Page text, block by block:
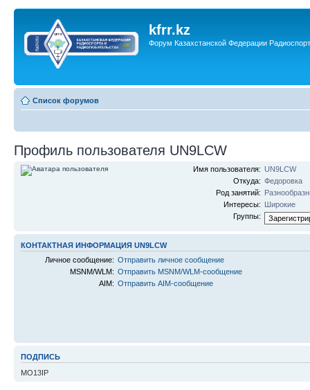
kfrr.kz
Форум Казахстанской Федерации
Список форумов
Профиль пользователя UN9LCW
Имя пользователя: UN9LCW
Откуда: Федоровка
Род занятий:
Интересы: Широкие
Группы:
КОНТАКТНАЯ ИНФОРМАЦИЯ UN9LCW
Личное сообщение: Отправить личное сообщение
MSNM/WLM: Отправить MSNM/WLM-сообщение
AIM: Отправить AIM-сообщение
ПОДПИСЬ
MO13IP